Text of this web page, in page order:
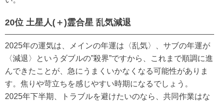
20位 土星人(＋)霊合星 乱気減退
2025年の運気は、メインの年運は〈乱気〉、サブの年運が
〈減退〉というダブルの”殺界”ですから、これまで順調に進
んできたことが、急にうまくいかなくなる可能性がありま
す。焦りや苛立ちを感じやすい時期になるでしょう。
2025年下半期、トラブルを避けたいのなら、共同作業はな